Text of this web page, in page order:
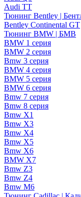
Audi TT
Тюнинг Bentley |
Bentley Continental GT
Тюнинг BMW | БМВ
BMW 1 серия
BMW 2 серия
Bmw 3 серия
BMW 4 серия
BMW 5 серия
BMW 6 серия
Bmw 7 серия
Bmw 8 серия
Bmw X1
Bmw X3
Bmw X4
Bmw X5
Bmw X6
BMW X7
Bmw Z3
Bmw Z4
Bmw М6